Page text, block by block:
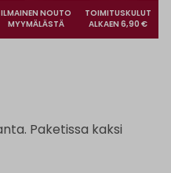
ILMAINEN NOUTO
MYYMÄLÄSTÄ
TOIMITUSKULUT
ALKAEN 6,90 €
Paketissa kaksi